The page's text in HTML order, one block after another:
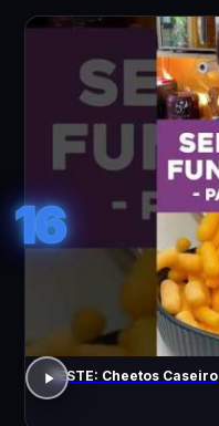
16
TESTE: Cheetos Caseiro